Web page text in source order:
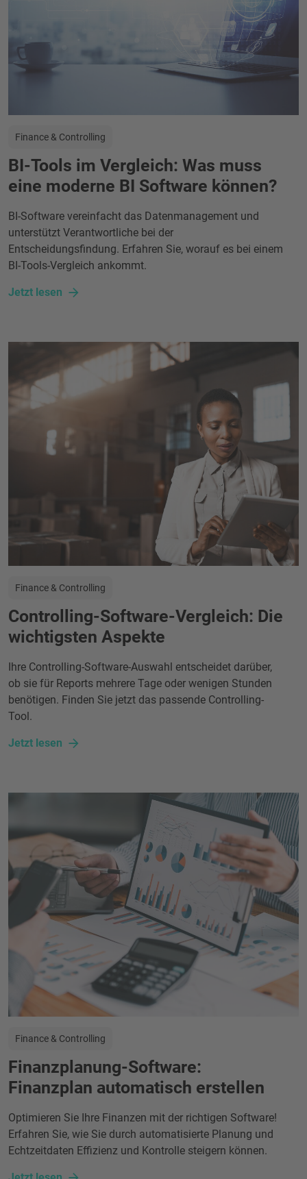
Finance & Controlling
BI-Tools im Vergleich: Was muss
eine moderne BI Software können?
BI-Software vereinfacht das Datenmanagement und
unterstützt Verantwortliche bei der
Entscheidungsfindung. Erfahren Sie, worauf es bei einem
BI-Tools-Vergleich ankommt.
Jetzt lesen
Finance & Controlling
Controlling-Software-Vergleich: Die
wichtigsten Aspekte
Ihre Controlling-Software-Auswahl entscheidet darüber,
ob sie für Reports mehrere Tage oder wenigen Stunden
benötigen. Finden Sie jetzt das passende Controlling-
Tool.
Jetzt lesen
Finance & Controlling
Finanzplanung-Software:
Finanzplan automatisch erstellen
Optimieren Sie Ihre Finanzen mit der richtigen Software!
Erfahren Sie, wie Sie durch automatisierte Planung und
Echtzeitdaten Effizienz und Kontrolle steigern können.